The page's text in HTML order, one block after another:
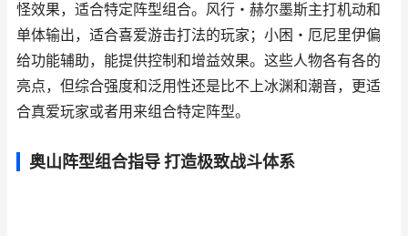
怪效果，适合特定阵型组合。风行・赫尔墨斯主打机动和
单体输出，适合喜爱游击打法的玩家；小困・厄尼里伊偏
给功能辅助，能提供控制和增益效果。这些人物各有各的
亮点，但综合强度和泛用性还是比不上冰渊和潮音，更适
合真爱玩家或者用来组合特定阵型。
奥山阵型组合指导 打造极致战斗体系